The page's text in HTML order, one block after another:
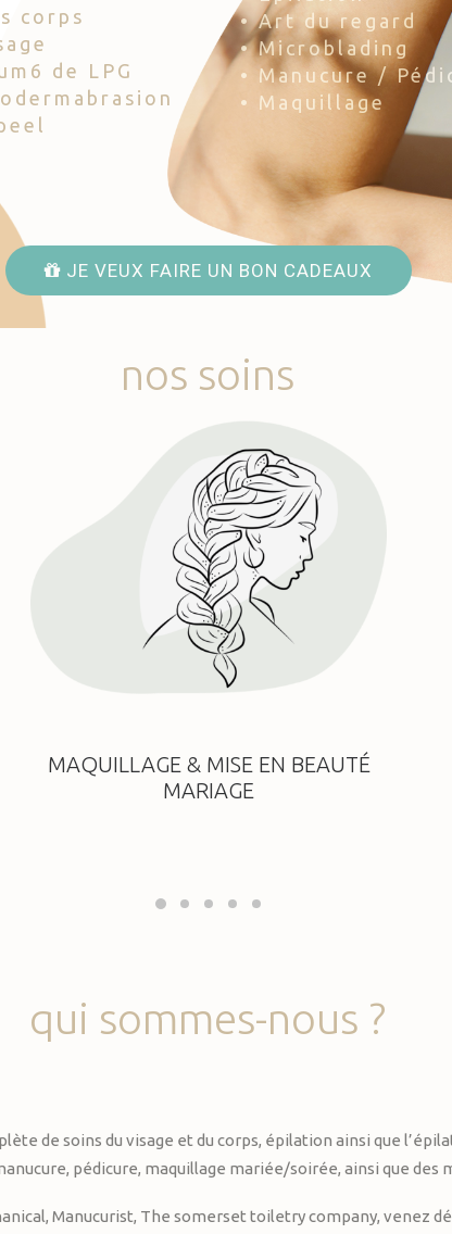
corps
de LPG
• Art du regard
• Microblading
• Manucure /
• Maquillage
JE VEUX FAIRE UN BON CADEAUX
nos soins
MAQUILLAGE & MISE EN BEAUTÉ
MARIAGE
qui sommes-nous ?
de soins du visage et du corps, épilation ainsi que
pédicure, maquillage mariée/soirée, ainsi que des
Manucurist, The somerset toiletry company, venez